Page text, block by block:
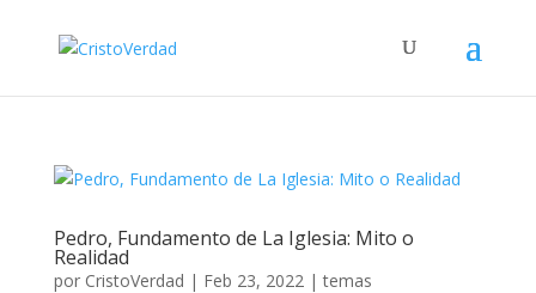
Pedro, Fundamento de La Iglesia: Mito o
Realidad
por CristoVerdad | Feb 23, 2022|temas